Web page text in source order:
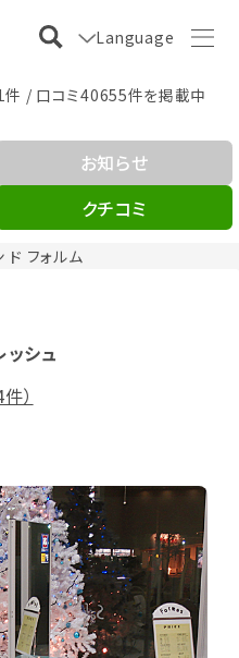
Language
件 / 口コミ40655件を掲載中
ド フォルム
お知らせ
クチコミ
シュ
件）